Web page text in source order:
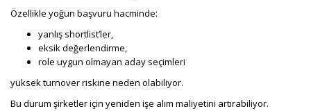
Özellikle yoğun başvuru hacminde:
yanlış shortlist’ler,
eksik değerlendirme,
role uygun olmayan aday seçimleri
yüksek turnover riskine neden olabiliyor.
Bu durum şirketler için yeniden işe alım maliyetini artırabiliyor.